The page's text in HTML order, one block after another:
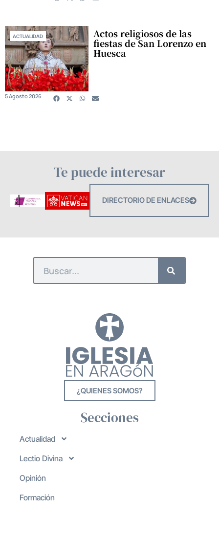
ACTUALIDAD Actos religiosos de las
fiestas de San Lorenzo en
Huesca
5 Agosto 2026
Te puede interesar
DIRECTORIO DE ENLACES
¿QUIENES SOMOS?
Secciones
Actualidad
Lectio Divina
Opinión
Formación